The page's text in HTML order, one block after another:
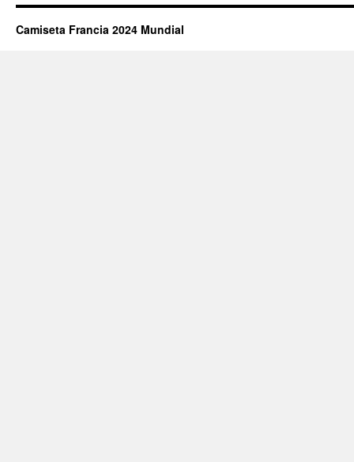
Camiseta Francia 2024 Mundial